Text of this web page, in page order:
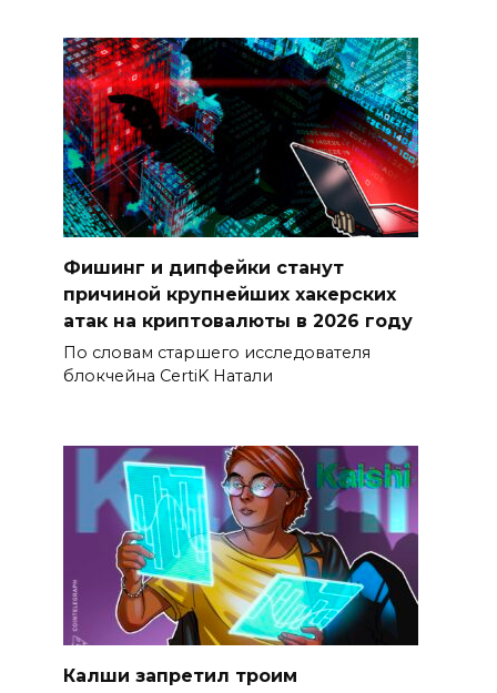
Фишинг и дипфейки станут
причиной крупнейших хакерских
атак на криптовалюты в 2026 году
По словам старшего исследователя
блокчейна CertiK Натали
Калши запретил троим